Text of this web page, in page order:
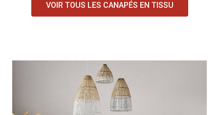
VOIR TOUS LES CANAPÉS EN TISSU